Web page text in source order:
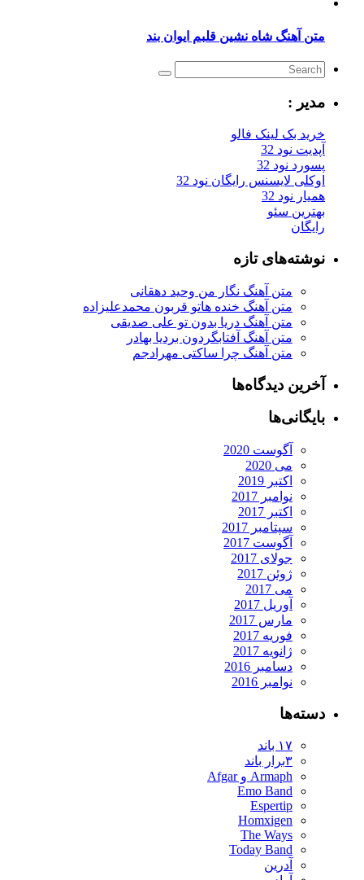
آهنگ شاه نشین قلبم ایوان بند
:
بک لینک فالو
نود 32
لایسنس رایگان نود 32
نود 32
سئو
تازه
متن آهنگ نگار من وحید دهقانی
متن آهنگ خنده هاتو قربون محمدعلیزاده
متن آهنگ دریا بدون تو علی صدیقی
متن آهنگ آفتابگردون بردیا بهادر
متن آهنگ چرا ساکتی مهرادجم
دیدگاه‌ها
آگوست 2020
سپتامبر 2017
آگوست 2017
جولای 2017
مارس 2017
دسامبر 2016
Armaph و Afgar
Emo Band
Espertip
Homxigen
The Ways
Today Band